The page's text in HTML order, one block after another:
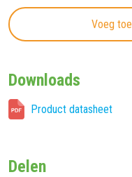
Voeg
Downloads
Product datasheet
Delen